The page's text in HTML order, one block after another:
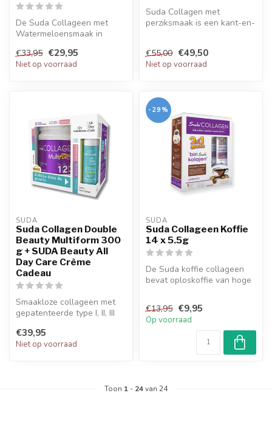
De Suda Collageen met
Watermeloensmaak in
collageen en pr...
€33,95 €29,95
Niet op voorraad
Suda Collagen met
perziksmaak is een kant-en-
€55,00 €49,50
Niet op voorraad
SUDA
Suda Collagen Double
Beauty Multiform 300
g + SUDA Beauty All
Day Care Crème
Cadeau
Smaakloze collageen met
gepatenteerde type I, II, III
€39,95
Niet op voorraad
-29%
SUDA
Suda Collageen Koffie
14 x 5.5g
De Suda koffie collageen
bevat oploskoffie van hoge
€13,95 €9,95
Op voorraad
Toon 1 - 24van 24